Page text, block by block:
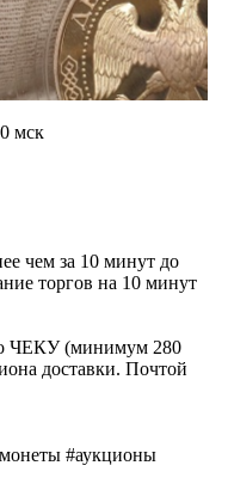
мск
чем за 10 минут до
торгов на 10 минут
ЧЕКУ (минимум 280
доставки. Почтой
#аукционы